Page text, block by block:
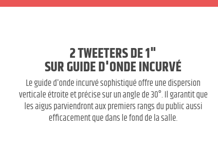
2 TWEETERS DE 1"
SUR GUIDE D'ONDE INCURVÉ
Le guide d'onde incurvé sophistiqué offre une dispersion
verticale étroite et précise sur un angle de 30°. Il garantit que
les aigus parviendront aux premiers rangs du public aussi
efficacement que dans le fond de la salle.